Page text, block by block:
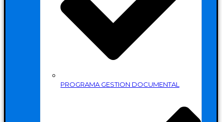
PROGRAMA GESTION DOCUMENTAL